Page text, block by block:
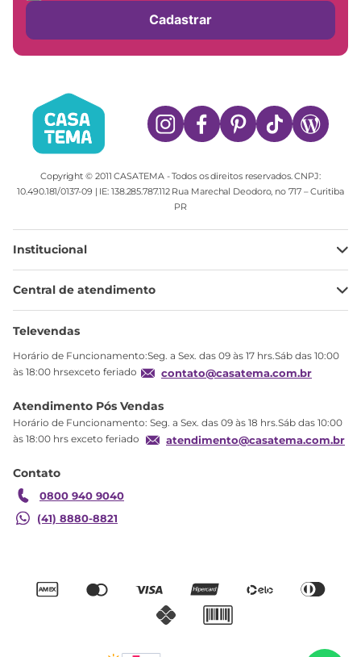
Cadastrar
Copyright © 2011 CASATEMA - Todos os direitos reservados. CNPJ:
10.490.181/0137-09 | IE: 138.285.787.112 Rua Marechal Deodoro, no 717 – Curitiba
PR
Institucional
Minha Conta
Meus pedidos
Troca
Garantia
Central de atendimento
Ajuda
Televendas
Horário de Funcionamento:Seg. a Sex. das 09 às 17 hrs.Sáb das 10:00
às 18:00 hrsexceto feriado
contato@casatema.com.br
Atendimento Pós Vendas
Horário de Funcionamento: Seg. a Sex. das 09 às 18 hrs.Sáb das 10:00
às 18:00 hrs exceto feriado
atendimento@casatema.com.br
Contato
0800 940 9040
(41) 8880-8821